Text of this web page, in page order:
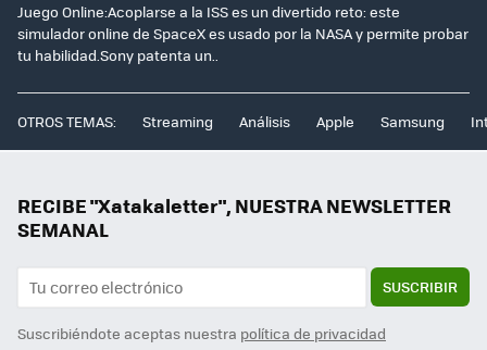
Juego Online:Acoplarse a la ISS es un divertido reto: este
simulador online de SpaceX es usado por la NASA y permite probar
tu habilidad.Sony patenta un..
OTROS TEMAS: Streaming Análisis Apple Samsung
RECIBE "Xatakaletter", NUESTRA NEWSLETTER
SEMANAL
SUSCRIBIR
Suscribiéndote aceptas nuestra política de privacidad